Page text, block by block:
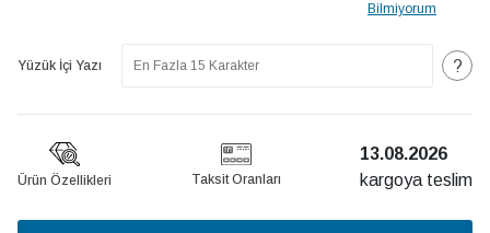
Bilmiyorum
Yüzük İçi Yazı ?
Ürün Özellikleri Taksit Oranları
13.08.2026
kargoya teslim